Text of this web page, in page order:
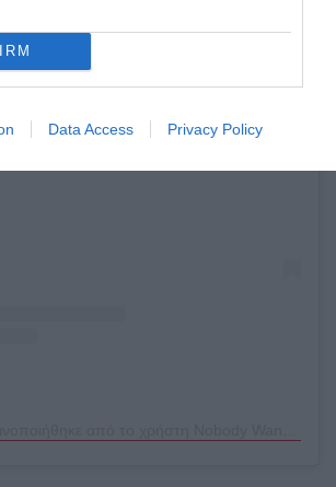
Data Access Privacy Policy
τη δημοσίευση στο Instagram.